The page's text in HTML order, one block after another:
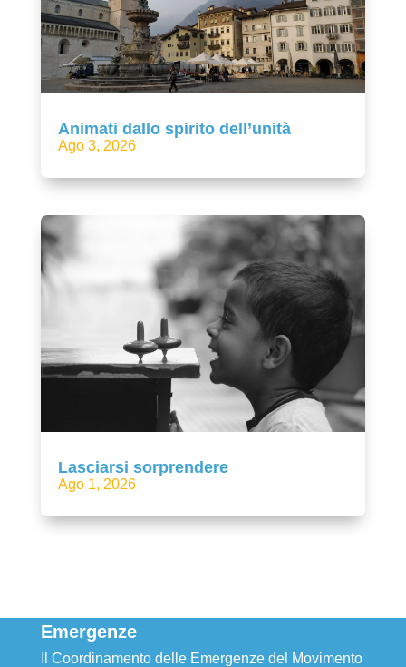
Animati dallo spirito dell’unità
Ago 3, 2026
Lasciarsi sorprendere
Ago 1, 2026
Emergenze
Il Coordinamento delle Emergenze del Movimento